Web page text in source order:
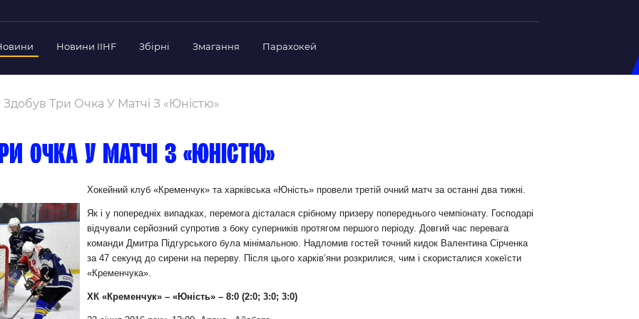
Федерації
документи
Федерації
Новини IIHF Збірні
Склад Збірної
Календар Матчів
Україна U-18
Склад Збірної
Тренерський Штаб
Календар Матчів
Україна (ж)
Склад Збірної
Тренерський Штаб
Календар Матчів
Змагання Парахокей
Три Очка У Матчі З «Юністю»
очка у матчі з «Юністю»
Хокейний клуб «Кременчук» та харківська «Юність» провели третій очний матч за останні два тижні.
Як і у попередніх випадках, перемога дісталася срібному призеру попереднього чемпіонату. Господарі
відчували серйозний супротив з боку суперників протягом першого періоду. Довгий час перевага
команди Дмитра Підгурського була мінімальною. Надломив гостей точний кидок Валентина Сірченка
за 47 секунд до сирени на перерву. Після цього харків’яни розкрилися, чим і скористалися хокеїсти
«Кременчука».
ХК «Кременчук» – «Юність» – 8:0 (2:0; 3:0; 3:0)